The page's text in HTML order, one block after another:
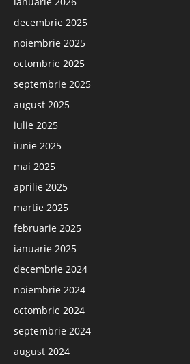
decembrie 2025
noiembrie 2025
octombrie 2025
septembrie 2025
august 2025
iulie 2025
iunie 2025
mai 2025
aprilie 2025
martie 2025
februarie 2025
ianuarie 2025
decembrie 2024
noiembrie 2024
octombrie 2024
septembrie 2024
august 2024